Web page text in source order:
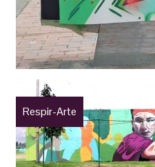
Respir-Arte